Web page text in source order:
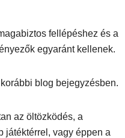
fellépéshez és a
egyaránt kellenek.
blog bejegyzésben.
az öltözködés, a
játéktérrel, vagy éppen a